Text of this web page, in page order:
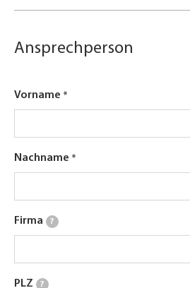
Ansprechperson
Vorname
Nachname
Firma ?
PLZ ?